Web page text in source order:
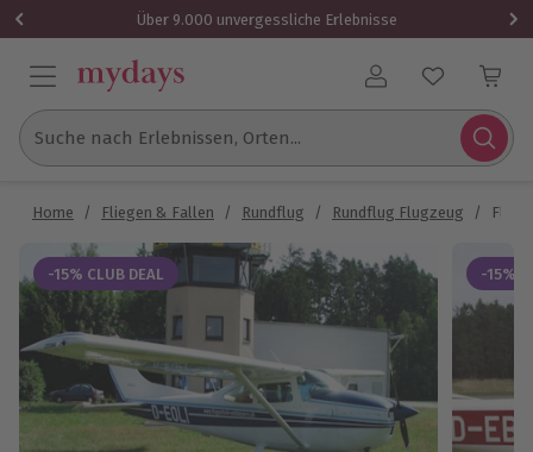
Über 9.000 unvergessliche Erlebnisse
Benutzerkonto
Suche nach Erlebnissen, Orten...
Home / Fliegen & Fallen / Rundflug / Rundflug Flugzeug /
-15% CLUB DEAL -15%